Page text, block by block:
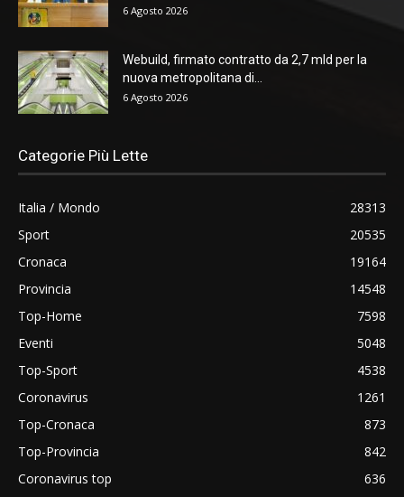
6 Agosto 2026
Webuild, firmato contratto da 2,7 mld per la
nuova metropolitana di...
6 Agosto 2026
Categorie Più Lette
Italia / Mondo
28313
Sport
20535
Cronaca
19164
Provincia
14548
Top-Home
7598
Eventi
5048
Top-Sport
4538
Coronavirus
1261
Top-Cronaca
873
Top-Provincia
842
Coronavirus top
636